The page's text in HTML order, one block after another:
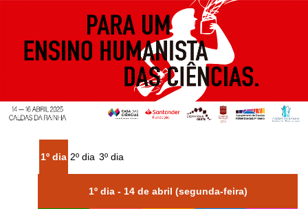
1º dia 2º dia 3º dia
1º dia - 14 de abril (segunda-feira)